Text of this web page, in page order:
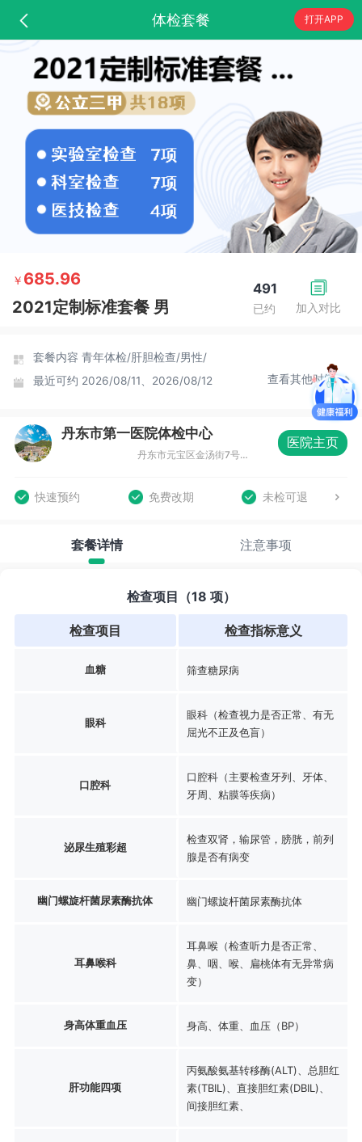
体检套餐 打开APP
加入对比
491
已约
￥ 685.96
2021定制标准套餐 男
套餐内容 青年体检/肝胆检查/男性/
最近可约 2026/08/11、2026/08/12 查看其他时间
丹东市第一医院体检中心
丹东市元宝区金汤街7号丹东市第一医院六道口院区东走廊1-2层
医院主页
快速预约 免费改期 未检可退
套餐详情 注意事项
检查项目（18 项）
检查项目 检查指标意义
血糖 筛查糖尿病
眼科
眼科（检查视力是否正常、有无
屈光不正及色盲）
口腔科
口腔科（主要检查牙列、牙体、
牙周、粘膜等疾病）
泌尿生殖彩超
检查双肾，输尿管，膀胱，前列
腺是否有病变
幽门螺旋杆菌尿素酶抗体 幽门螺旋杆菌尿素酶抗体
耳鼻喉科
耳鼻喉（检查听力是否正常、
鼻、咽、喉、扁桃体有无异常病
变）
身高体重血压 身高、体重、血压（BP）
肝功能四项
丙氨酸氨基转移酶(ALT)、总胆红
素(TBIL)、直接胆红素(DBIL)、
间接胆红素、